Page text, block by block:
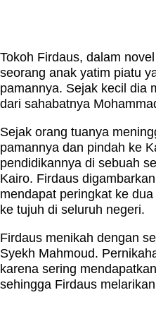
Tokoh Firdaus, dalam
seorang anak yatim piatu
pamannya. Sejak kecil dia
dari sahabatnya
Sejak orang tuanya
pamannya dan pindah ke
pendidikannya di sebuah
Kairo. Firdaus
mendapat peringkat ke
ke tujuh di seluruh negeri.
Firdaus menikah dengan
Syekh Mahmoud.
karena sering
sehingga Firdaus